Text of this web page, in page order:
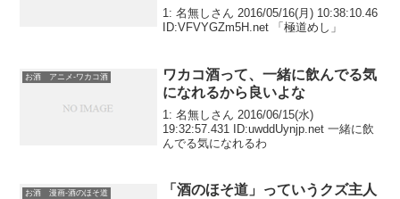
ぞ）」
1: 名無しさん 2016/05/16(月) 10:38:10.46
ID:VFVYGZm5H.net 「極道めし」
お酒 アニメ-ワカコ酒
ワカコ酒って、一緒に飲んでる気
になれるから良いよな
1: 名無しさん 2016/06/15(水)
19:32:57.431 ID:uwddUynjp.net 一緒に飲
んでる気になれるわ
お酒 漫画-酒のほそ道
「酒のほそ道」っていうクズ主人